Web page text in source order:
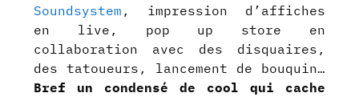
Soundsystem , impression d’affiches
en live, pop up store en
collaboration avec des disquaires,
des tatoueurs, lancement de bouquin…
Bref un condensé de cool qui cache